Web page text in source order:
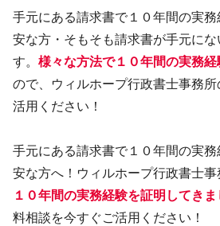
手元にある請求書で１０年間の実
安な方・そもそも請求書が手元にな
す。 様々な方法で１０年間の実務
ので、ウィルホープ行政書士事務
活用ください！
手元にある請求書で１０年間の実
安な方へ！ウィルホープ行政書士事
１０年間の実務経験を証明してきま
料相談を今すぐご活用ください！